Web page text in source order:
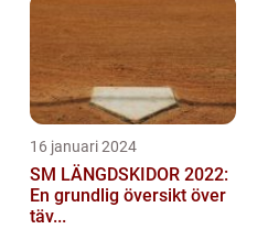
16 januari 2024
SM LÄNGDSKIDOR 2022:
En grundlig översikt över
täv...